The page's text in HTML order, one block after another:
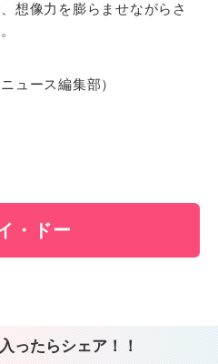
想像力を膨らませながらさ
ュース編集部）
・ドー
ったらシェア！！